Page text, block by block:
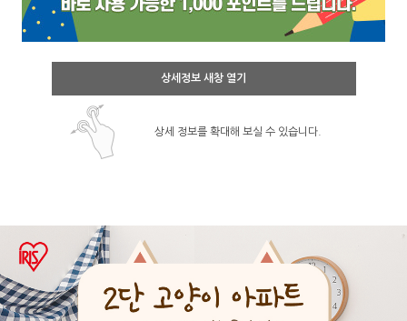
상세정보 새창 열기
상세 정보를 확대해 보실 수 있습니다.